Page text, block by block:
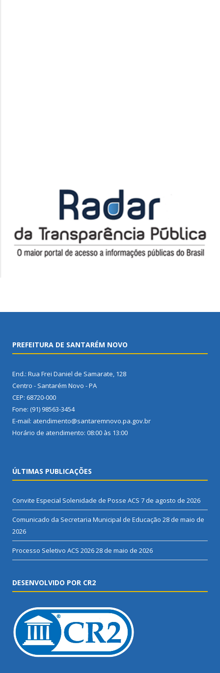
PREFEITURA DE SANTARÉM NOVO
End.: Rua Frei Daniel de Samarate, 128
Centro - Santarém Novo - PA
CEP: 68720-000
Fone: (91) 98563-3454
E-mail: atendimento@santaremnovo.pa.gov.br
Horário de atendimento: 08:00 às 13:00
ÚLTIMAS PUBLICAÇÕES
Convite Especial Solenidade de Posse ACS 7 de agosto de 2026
Comunicado da Secretaria Municipal de Educação 28 de maio de
2026
Processo Seletivo ACS 202628 de maio de 2026
DESENVOLVIDO POR CR2